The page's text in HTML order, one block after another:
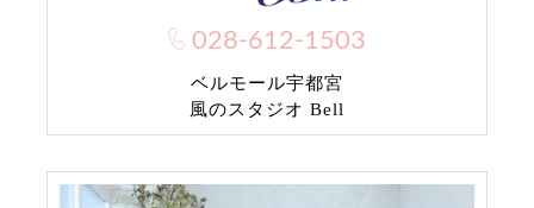
028-612-1503
ベルモール宇都宮
風のスタジオ Bell